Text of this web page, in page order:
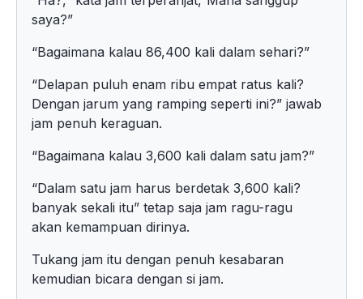
saya?”
“Bagaimana kalau 86,400 kali dalam sehari?”
“Delapan puluh enam ribu empat ratus kali?
Dengan jarum yang ramping seperti ini?” jawab
jam penuh keraguan.
“Bagaimana kalau 3,600 kali dalam satu jam?”
“Dalam satu jam harus berdetak 3,600 kali?
banyak sekali itu” tetap saja jam ragu-ragu
akan kemampuan dirinya.
Tukang jam itu dengan penuh kesabaran
kemudian bicara dengan si jam.